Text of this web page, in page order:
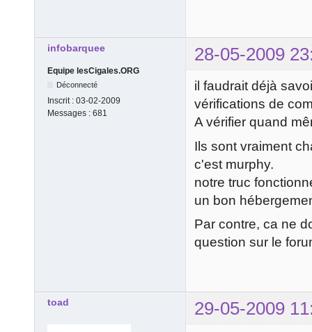
infobarquee 28-05-2009
Equipe lesCigales.ORG
Déconnecté
Inscrit : 03-02-2009
Messages : 681
il faudrait déjà
vérifications de
A vérifier quand
Ils sont vraiment
c'est murphy.
notre truc
un bon
Par contre, ca ne
question sur le
toad 29-05-2009